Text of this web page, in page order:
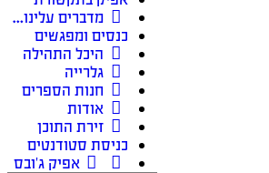
מדברים עלינו…
כנסים ומפגשים
היכל התהילה
גלרייה
חנות הספרים
אודות
זירת התוכן
כניסת סטודנטים
אפיק ג’ובס